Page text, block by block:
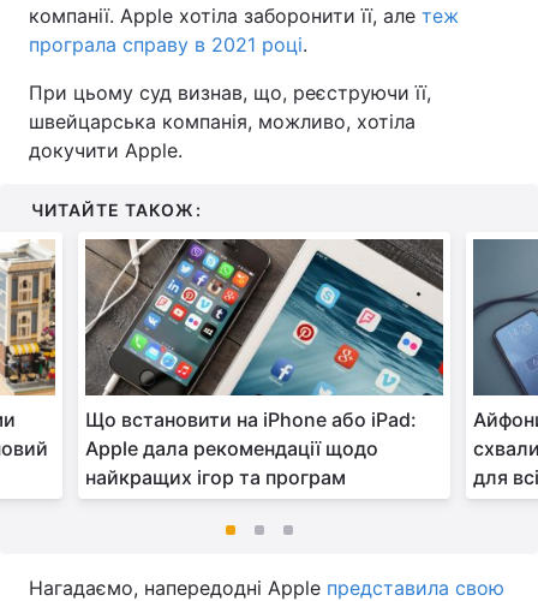
компанії. Apple хотіла заборонити її, але теж
програла справу в 2021 році.
При цьому суд визнав, що, реєструючи її,
швейцарська компанія, можливо, хотіла
докучити Apple.
ЧИТАЙТЕ ТАКОЖ:
Що встановити на iPhone або iPad:
Apple дала рекомендації щодо
найкращих ігор та програм
для
Нагадаємо, напередодні Apple представила свою